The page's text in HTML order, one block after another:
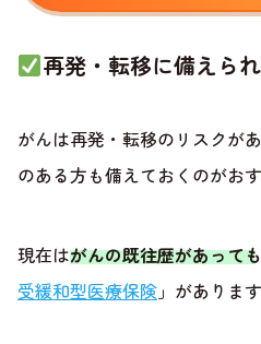
再発・転移に備えら
がんは再発・転移のリスクが
のある方も備えておくのがおす
現在はがんの既往歴があって
受緩和型医療保険」があります